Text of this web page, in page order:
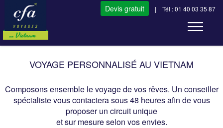
Devis gratuit | Tél : 01 40 03 35 87
Toggle
VOYAGE PERSONNALISÉ AU VIETNAM
Composons ensemble le voyage de vos rêves. Un conseiller
spécialiste vous contactera sous 48 heures afin de vous
proposer un circuit unique
et sur mesure selon vos envies.